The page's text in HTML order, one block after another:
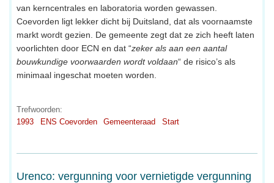
van kerncentrales en laboratoria worden gewassen.
Coevorden ligt lekker dicht bij Duitsland, dat als voornaamste
markt wordt gezien. De gemeente zegt dat ze zich heeft laten
voorlichten door ECN en dat “zeker als aan een aantal
bouwkundige voorwaarden wordt voldaan“ de risico’s als
minimaal ingeschat moeten worden.
Trefwoorden:
1993
ENS Coevorden Gemeenteraad Start
Urenco: vergunning voor vernietigde vergunning